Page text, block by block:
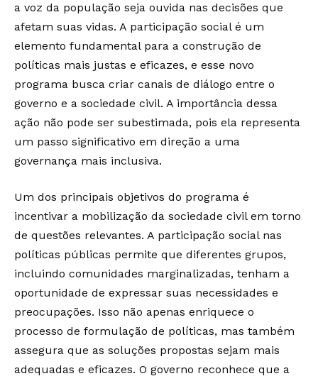
a voz da população seja ouvida nas decisões que
afetam suas vidas. A participação social é um
elemento fundamental para a construção de
políticas mais justas e eficazes, e esse novo
programa busca criar canais de diálogo entre o
governo e a sociedade civil. A importância dessa
ação não pode ser subestimada, pois ela representa
um passo significativo em direção a uma
governança mais inclusiva.
Um dos principais objetivos do programa é
incentivar a mobilização da sociedade civil em torno
de questões relevantes. A participação social nas
políticas públicas permite que diferentes grupos,
incluindo comunidades marginalizadas, tenham a
oportunidade de expressar suas necessidades e
preocupações. Isso não apenas enriquece o
processo de formulação de políticas, mas também
assegura que as soluções propostas sejam mais
adequadas e eficazes. O governo reconhece que a